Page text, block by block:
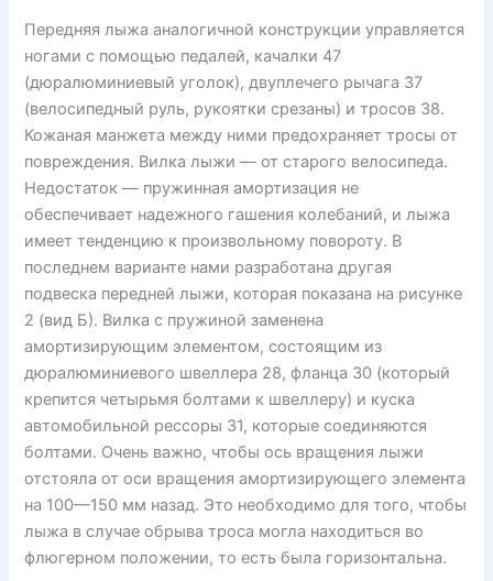
Передняя лыжа аналогичной конструкции управляется
ногами с помощью педалей, качалки 47
(дюралюминиевый уголок), двуплечего рычага 37
(велосипедный руль, рукоятки срезаны) и тросов 38.
Кожаная манжета между ними предохраняет тросы от
повреждения. Вилка лыжи — от старого велосипеда.
Недостаток — пружинная амортизация не
обеспечивает надежного гашения колебаний, и лыжа
имеет тенденцию к произвольному повороту. В
последнем варианте нами разработана другая
подвеска передней лыжи, которая показана на рисунке
2 (вид Б). Вилка с пружиной заменена
амортизирующим элементом, состоящим из
дюралюминиевого швеллера 28, фланца 30 (который
крепится четырьмя болтами к швеллеру) и куска
автомобильной рессоры 31, которые соединяются
болтами. Очень важно, чтобы ось вращения лыжи
отстояла от оси вращения амортизирующего элемента
на 100—150 мм назад. Это необходимо для того, чтобы
лыжа в случае обрыва троса могла находиться во
флюгерном положении, то есть была горизонтальна.